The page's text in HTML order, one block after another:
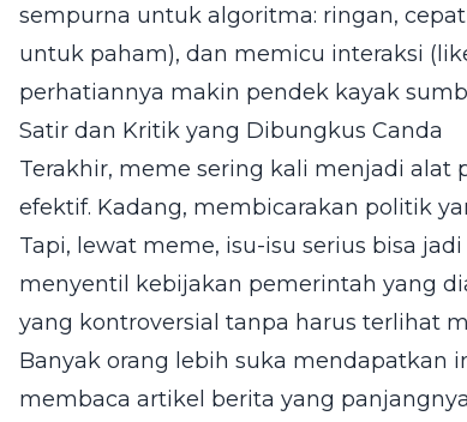
sempurna untuk algoritma: ringan,
untuk paham), dan memicu interaksi
perhatiannya makin pendek kayak
Satir dan Kritik yang Dibungkus Canda
Terakhir, meme sering kali menjadi alat
efektif. Kadang, membicarakan politik
Tapi, lewat meme, isu-isu serius bisa
menyentil kebijakan pemerintah yang
yang kontroversial tanpa harus terlihat
Banyak orang lebih suka mendapatkan
membaca artikel berita yang